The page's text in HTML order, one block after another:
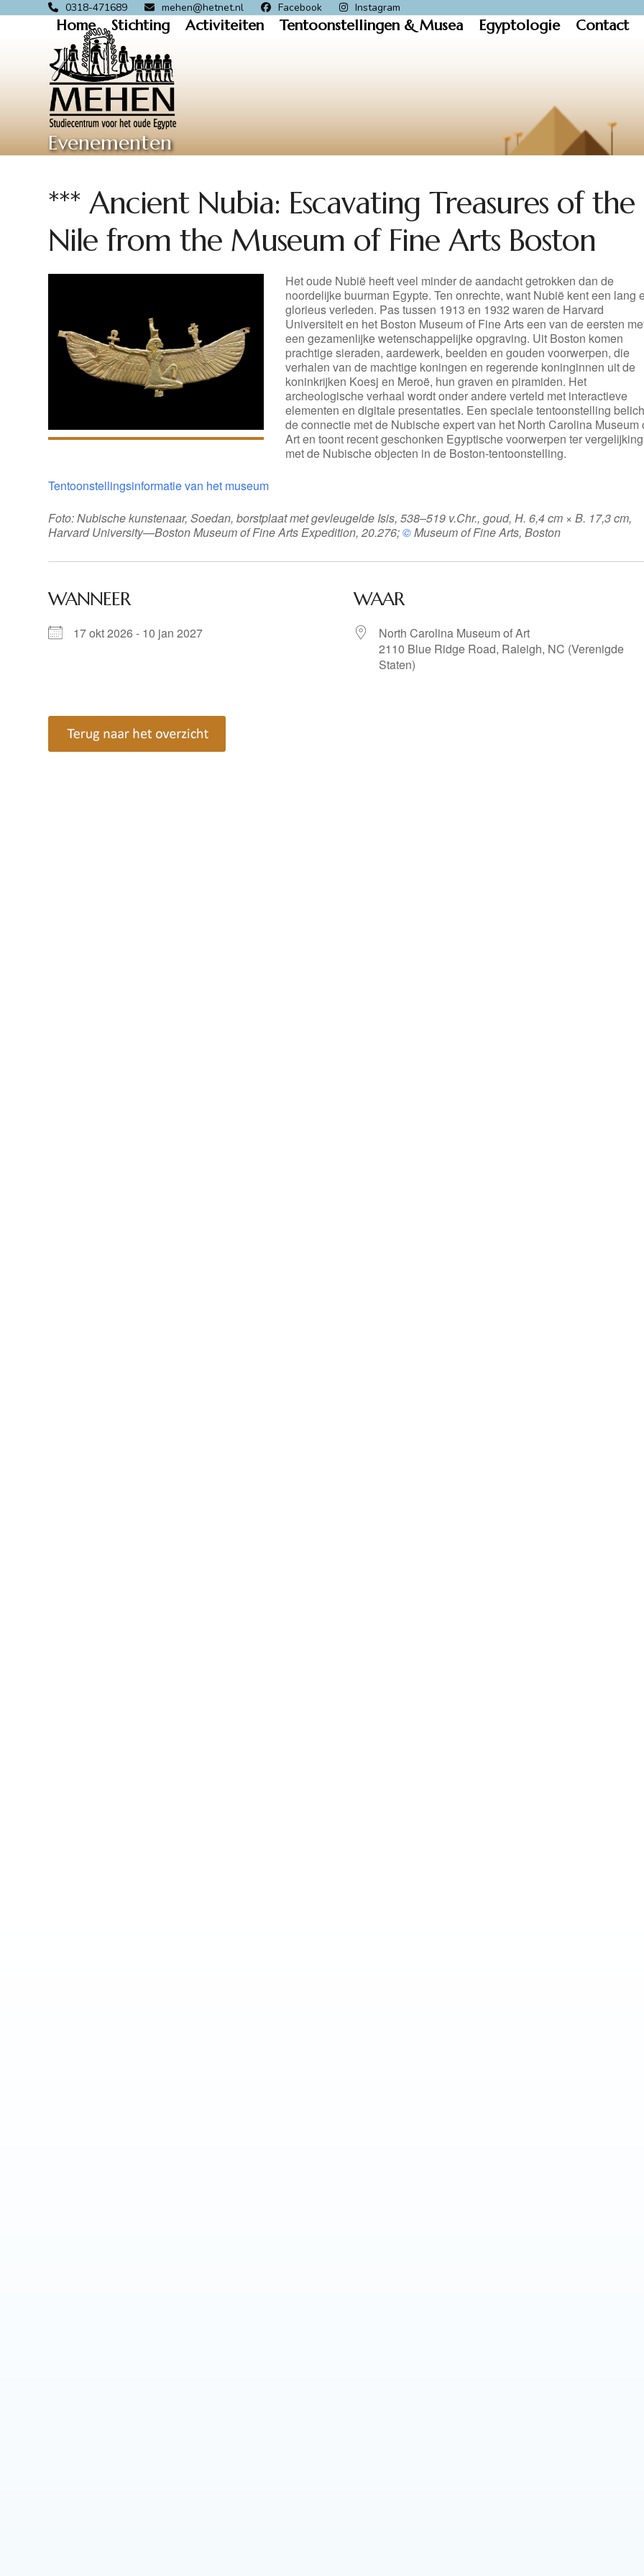
0318-471689 mehen@hetnet.nl Facebook Instagram
Home Stichting Activiteiten Tentoonstellingen & Musea Egyptologie Contact
Evenementen
*** Ancient Nubia: Escavating Treasures of the
Nile from the Museum of Fine Arts Boston
Het oude Nubië heeft veel minder de aandacht getrokken dan de
noordelijke buurman Egypte. Ten onrechte, want Nubië kent een lang
glorieus verleden. Pas tussen 1913 en 1932 waren de Harvard
Universiteit en het Boston Museum of Fine Arts een van de eersten
een gezamenlijke wetenschappelijke opgraving. Uit Boston komen
prachtige sieraden, aardewerk, beelden en gouden voorwerpen, die
verhalen van de machtige koningen en regerende koninginnen uit de
koninkrijken Koesj en Meroë, hun graven en piramiden. Het
archeologische verhaal wordt onder andere verteld met interactieve
elementen en digitale presentaties. Een speciale tentoonstelling
de connectie met de Nubische expert van het North Carolina Museum
Art en toont recent geschonken Egyptische voorwerpen ter vergelijking
met de Nubische objecten in de Boston-tentoonstelling.
Tentoonstellingsinformatie van het museum
Foto: Nubische kunstenaar, Soedan, borstplaat met gevleugelde Isis, 538–519 v.Chr., goud, H. 6,4 cm × B. 17,3 cm,
Harvard University—Boston Museum of Fine Arts Expedition, 20.276;©Museum of Fine Arts, Boston
WANNEER
17 okt 2026 - 10 jan 2027
WAAR
North Carolina Museum of Art
2110 Blue Ridge Road, Raleigh, NC (Verenigde
Staten)